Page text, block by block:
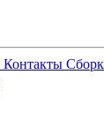
Контакты